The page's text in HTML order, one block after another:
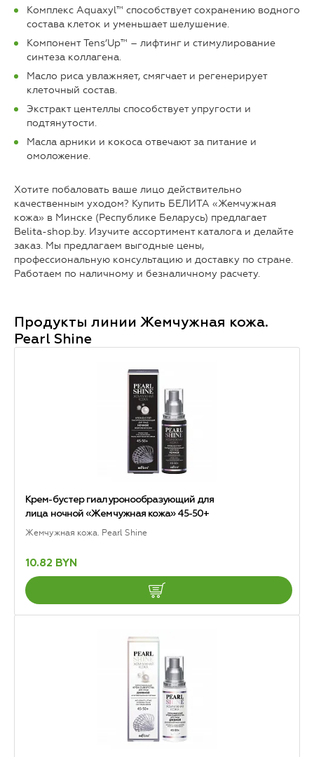
Комплекс Aquaxyl™ способствует сохранению водного
состава клеток и уменьшает шелушение.
Компонент Tens’Up™ – лифтинг и стимулирование
синтеза коллагена.
Масло риса увлажняет, смягчает и регенерирует
клеточный состав.
Экстракт центеллы способствует упругости и
подтянутости.
Масла арники и кокоса отвечают за питание и
омоложение.
Хотите побаловать ваше лицо действительно
качественным уходом? Купить БЕЛИТА «Жемчужная
кожа» в Минске (Республике Беларусь) предлагает
Belita-shop.by. Изучите ассортимент каталога и делайте
заказ. Мы предлагаем выгодные цены,
профессиональную консультацию и доставку по стране.
Работаем по наличному и безналичному расчету.
Продукты линии Жемчужная кожа.
Pearl Shine
Крем-бустер гиалуронообразующий для
лица ночной «Жемчужная кожа» 45-50+
Жемчужная кожа. Pearl Shine
10.82 BYN